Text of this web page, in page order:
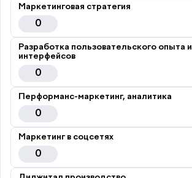
Маркетинговая стратегия
0
Разработка пользовательского опыта и
интерфейсов
0
Перформанс-маркетинг, аналитика
0
Маркетинг в соцсетях
0